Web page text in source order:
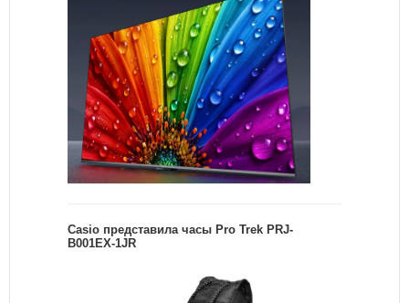
Casio представила часы Pro Trek PRJ-
B001EX-1JR